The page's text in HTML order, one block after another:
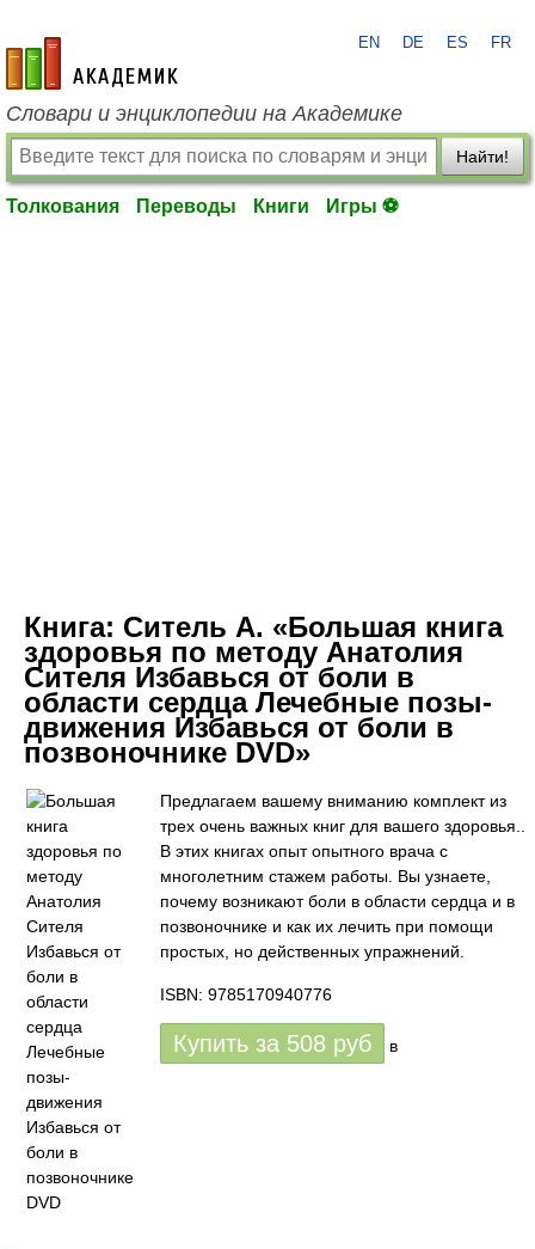
academic.ru
EN DE ES FR
Словари и энциклопедии на Академике
Найти!
Толкования Переводы Книги Игры ⚽
Книга: Ситель А. «Большая книга
здоровья по методу Анатолия
Сителя Избавься от боли в
области сердца Лечебные позы-
движения Избавься от боли в
позвоночнике DVD»
Предлагаем вашему вниманию комплект из
трех очень важных книг для вашего здоровья..
В этих книгах опыт опытного врача с
многолетним стажем работы. Вы узнаете,
почему возникают боли в области сердца и в
позвоночнике и как их лечить при помощи
простых, но действенных упражнений.
ISBN: 9785170940776
Купить за 508 руб в